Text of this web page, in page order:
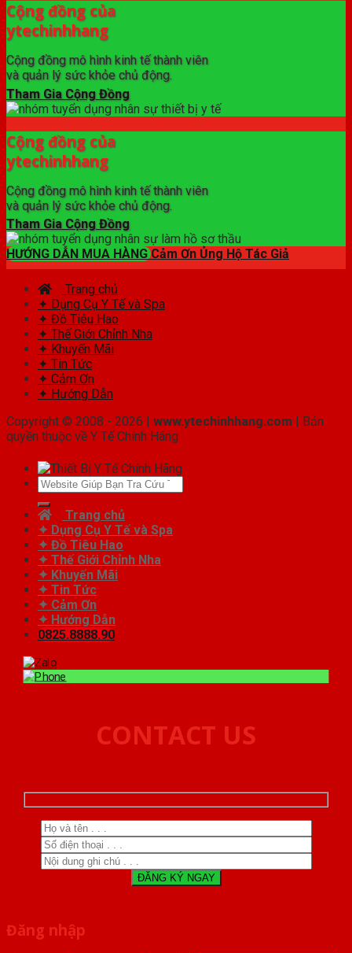
Cộng đồng của
ytechinhhang
Cộng đồng mô hình kinh tế thành viên
và quản lý sức khỏe chủ động.
Tham Gia Cộng Đồng
Cộng đồng của
ytechinhhang
Cộng đồng mô hình kinh tế thành viên
và quản lý sức khỏe chủ động.
Tham Gia Cộng Đồng
HƯỚNG DẪN MUA HÀNG Cảm Ơn Ủng Hộ Tác Giả
Trang chủ
✦ Dụng Cụ Y Tế và Spa
✦ Đồ Tiêu Hao
✦ Thế Giới Chỉnh Nha
✦ Khuyến Mãi
✦ Tin Tức
✦ Cảm Ơn
✦ Hướng Dẫn
Copyright © 2008 - 2026 |
www.ytechinhhang.com | Bản
quyền thuộc về Y Tế Chính Hãng
Tìm
Trang chủ
✦ Dụng Cụ Y Tế và Spa
✦ Đồ Tiêu Hao
✦ Thế Giới Chỉnh Nha
✦ Khuyến Mãi
✦ Tin Tức
✦ Cảm Ơn
✦ Hướng Dẫn
0825.8888.90
CONTACT US
Đăng nhập